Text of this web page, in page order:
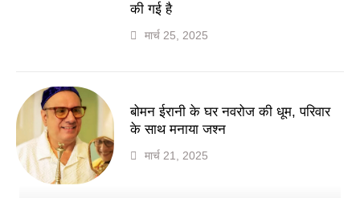
की गई है
मार्च 25, 2025
बोमन ईरानी के घर नवरोज की धूम, परिवार
के साथ मनाया जश्न
मार्च 21, 2025